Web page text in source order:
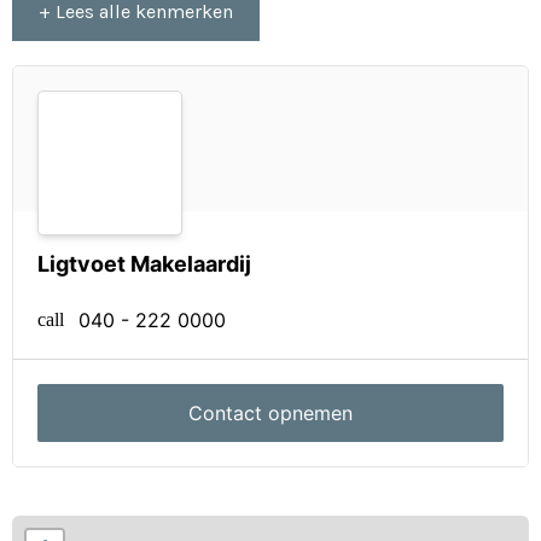
+ Lees alle kenmerken
Ligtvoet Makelaardij
call 040 - 222 0000
Contact opnemen